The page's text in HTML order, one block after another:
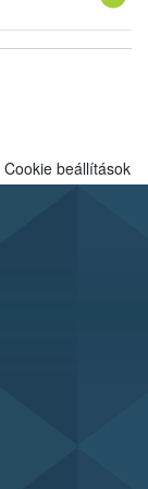
Cookie beállítások